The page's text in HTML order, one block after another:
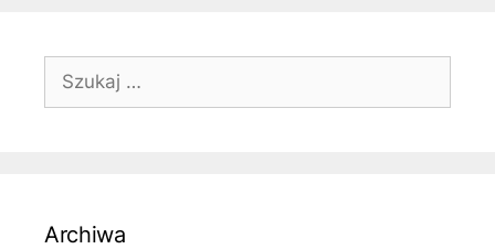
Szukaj:
Archiwa